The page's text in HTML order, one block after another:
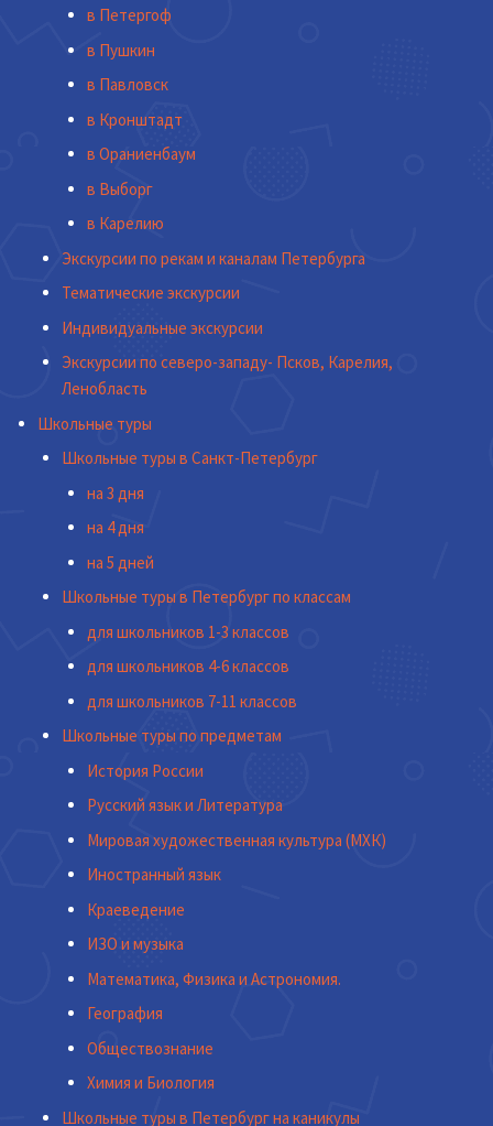
в Петергоф
в Пушкин
в Павловск
в Кронштадт
в Ораниенбаум
в Выборг
в Карелию
Экскурсии по рекам и каналам Петербурга
Тематические экскурсии
Индивидуальные экскурсии
Экскурсии по северо-западу- Псков, Карелия,
Ленобласть
Школьные туры
Школьные туры в Санкт-Петербург
на 3 дня
на 4 дня
на 5 дней
Школьные туры в Петербург по классам
для школьников 1-3 классов
для школьников 4-6 классов
для школьников 7-11 классов
Школьные туры по предметам
История России
Русский язык и Литература
Мировая художественная культура (МХК)
Иностранный язык
Краеведение
ИЗО и музыка
Математика, Физика и Астрономия.
География
Обществознание
Химия и Биология
Школьные туры в Петербург на каникулы